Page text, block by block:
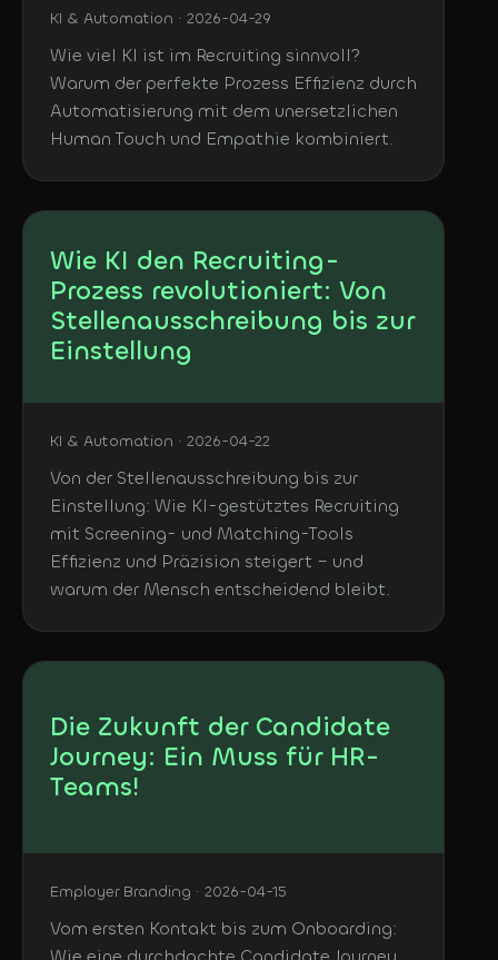
KI & Automation · 2026-04-29
Wie viel KI ist im Recruiting sinnvoll?
Warum der perfekte Prozess Effizienz durch
Automatisierung mit dem unersetzlichen
Human Touch und Empathie kombiniert.
Wie KI den Recruiting-
Prozess revolutioniert: Von
Stellenausschreibung bis zur
Einstellung
KI & Automation · 2026-04-22
Von der Stellenausschreibung bis zur
Einstellung: Wie KI-gestütztes Recruiting
mit Screening- und Matching-Tools
Effizienz und Präzision steigert – und
warum der Mensch entscheidend bleibt.
Die Zukunft der Candidate
Journey: Ein Muss für HR-
Teams!
Employer Branding · 2026-04-15
Vom ersten Kontakt bis zum Onboarding: